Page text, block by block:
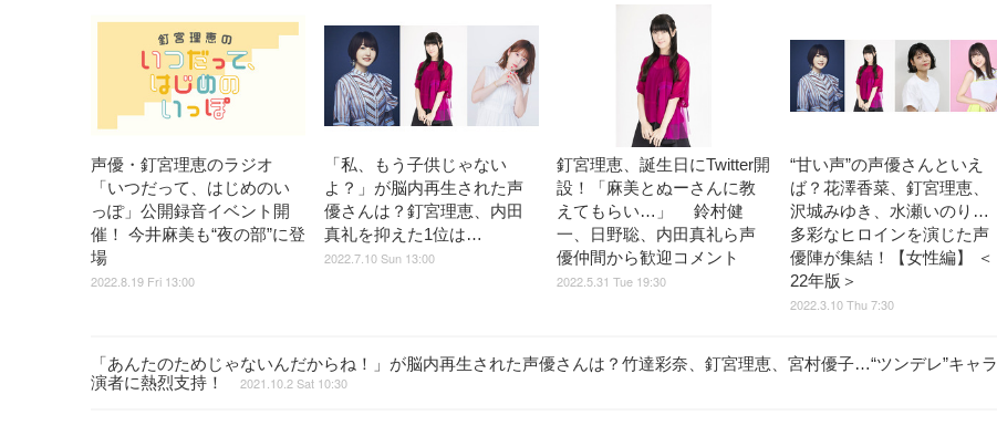
声優・釘宮理恵のラジオ
「いつだって、はじめのい
っぽ」公開録音イベント開
催！ 今井麻美も“夜の部”に登
場
2022.8.19 Fri 13:00
「私、もう子供じゃない
よ？」が脳内再生された声
優さんは？釘宮理恵、内田
真礼を抑えた1位は…
2022.7.10 Sun 13:00
釘宮理恵、誕生日にTwitter開
設！「麻美とぬーさんに教
えてもらい…」 鈴村健
一、日野聡、内田真礼ら声
優仲間から歓迎コメント
2022.5.31 Tue 19:30
“甘い声”の声優さんといえ
ば？花澤香菜、釘宮理恵、
沢城みゆき、水瀬いのり…
多彩なヒロインを演じた声
優陣が集結！【女性編】 ＜
22年版＞
2022.3.10 Thu 7:30
「あんたのためじゃないんだからね！」が脳内再生された声優さんは？竹達彩奈、釘宮理恵、宮村優子…“ツンデレ”キャラ
演者に熱烈支持！
2021.10.2 Sat 10:30